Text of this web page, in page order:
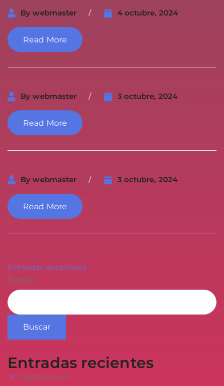
Bywebmaster 4 octubre, 2024
Read More
Bywebmaster 3 octubre, 2024
Read More
Bywebmaster 3 octubre, 2024
Read More
Entradas anteriores
Buscar
Buscar
Entradas recientes
Cajamarca 4